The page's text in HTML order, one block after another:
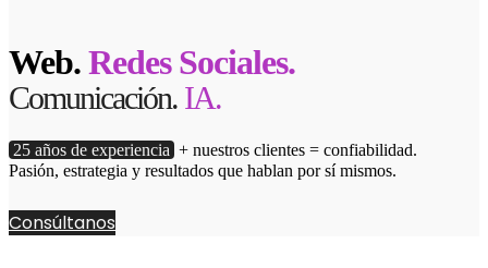
Web.Redes Sociales.
Comunicación. IA.
25 años de experiencia + nuestros clientes = confiabilidad.
Pasión, estrategia y resultados que hablan por sí mismos.
Consúltanos